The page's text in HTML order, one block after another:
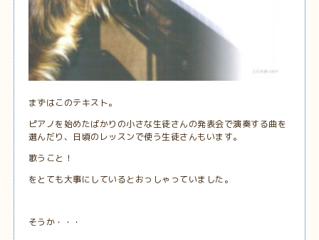
まずはこのテキスト。
ピアノを始めたばかりの小さな生徒さんの発表会で演奏する曲を
選んだり、日頃のレッスンで使う生徒さんもいます。
歌うこと！
をとても大事にしているとおっしゃっていました。
そうか・・・